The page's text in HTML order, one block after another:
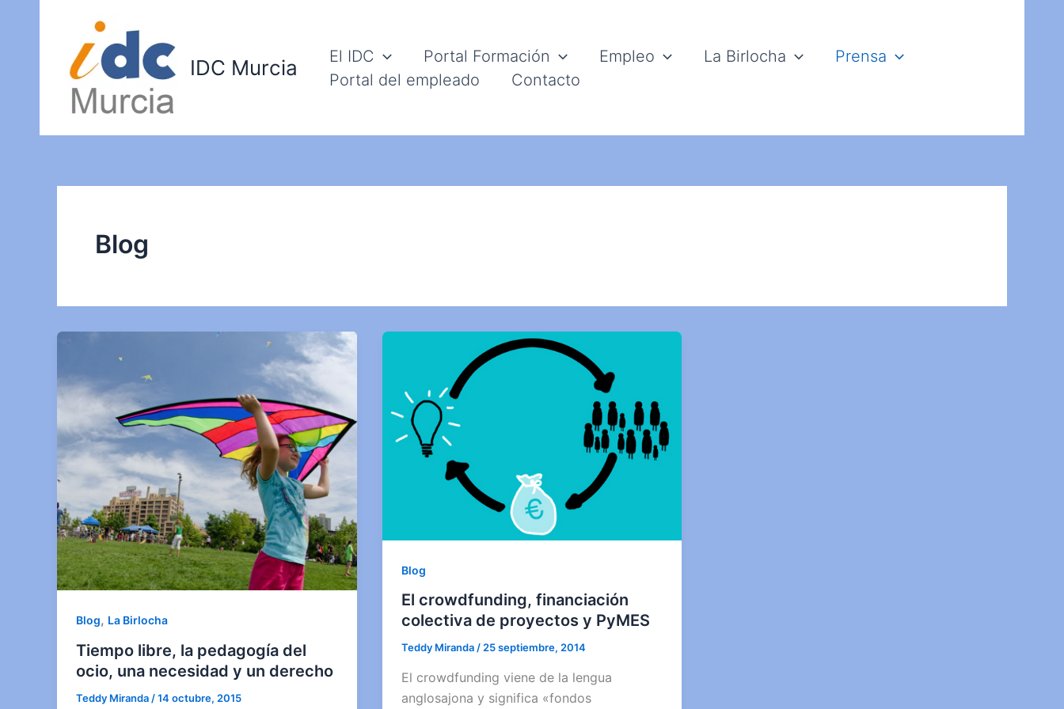
IDC Murcia El IDC Portal Formación Empleo La Birlocha
Prensa
Portal del empleado
Contacto
Blog
Blog, La Birlocha
Tiempo libre, la pedagogía del
ocio, una necesidad y un derecho
Teddy Miranda /14 octubre, 2015
Blog
El crowdfunding, financiación
colectiva de proyectos y PyMES
Teddy Miranda/25 septiembre, 2014
El crowdfunding viene de la lengua
anglosajona y significa «fondos